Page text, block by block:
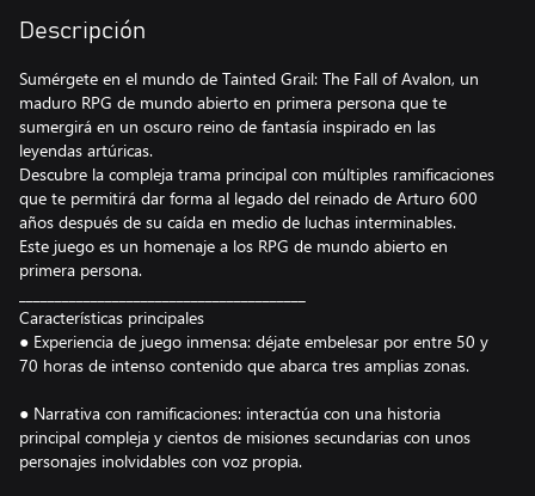
Descripción
Sumérgete en el mundo de Tainted Grail: The Fall of Avalon, un
maduro RPG de mundo abierto en primera persona que te
sumergirá en un oscuro reino de fantasía inspirado en las
leyendas artúricas.
Descubre la compleja trama principal con múltiples ramificaciones
que te permitirá dar forma al legado del reinado de Arturo 600
años después de su caída en medio de luchas interminables.
Este juego es un homenaje a los RPG de mundo abierto en
primera persona.
Características principales
● Experiencia de juego inmensa: déjate embelesar por entre 50 y
70 horas de intenso contenido que abarca tres amplias zonas.
● Narrativa con ramificaciones: interactúa con una historia
principal compleja y cientos de misiones secundarias con unos
personajes inolvidables con voz propia.